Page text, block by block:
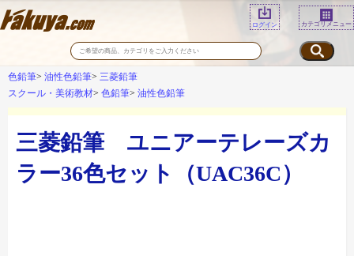
ログイン カテゴリメニュー
色鉛筆 油性色鉛筆
三菱鉛筆
スクール・美術教材
色鉛筆 油性色鉛筆
三菱鉛筆 ユニアーテレーズカ
ラー36色セット（UAC36C）